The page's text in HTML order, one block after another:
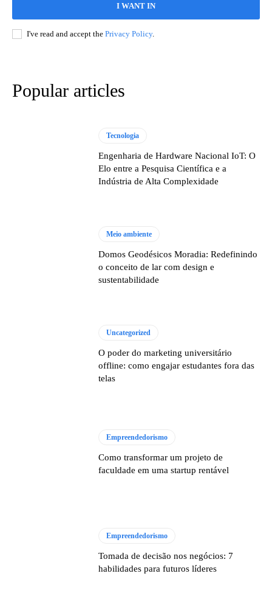
I WANT IN
I've read and accept the Privacy Policy.
Popular articles
Tecnologia
Engenharia de Hardware Nacional IoT: O
Elo entre a Pesquisa Científica e a
Indústria de Alta Complexidade
Meio ambiente
Domos Geodésicos Moradia: Redefinindo
o conceito de lar com design e
sustentabilidade
Uncategorized
O poder do marketing universitário
offline: como engajar estudantes fora das
telas
Empreendedorismo
Como transformar um projeto de
faculdade em uma startup rentável
Empreendedorismo
Tomada de decisão nos negócios: 7
habilidades para futuros líderes